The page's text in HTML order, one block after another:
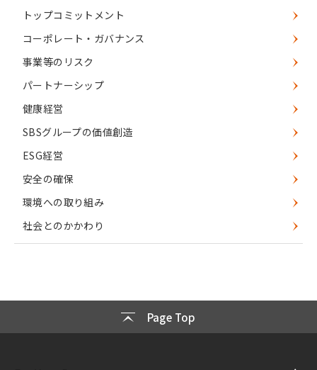
トップコミットメント
コーポレート・ガバナンス
事業等のリスク
パートナーシップ
健康経営
SBSグループの価値創造
ESG経営
安全の確保
環境への取り組み
社会とのかかわり
Page Top